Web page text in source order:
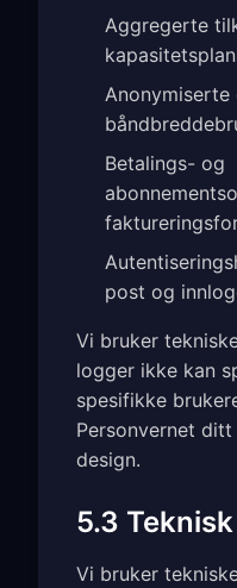
Aggregerte
Anonymiserte
Betalings- og
post og
Vi bruker
logger ikke kan
spesifikke
Personvernet
design.
5.3
Vi bruker